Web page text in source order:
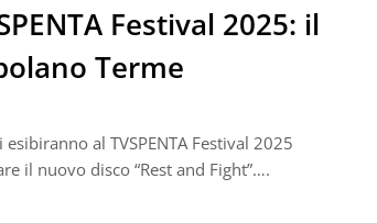
Festival 2025: il
Terme
al TVSPENTA Festival 2025
il nuovo disco “Rest and Fight”….